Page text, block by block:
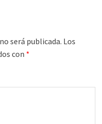
será publicada. Los
con *